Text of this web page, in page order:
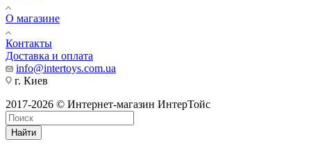
О магазине
Контакты
Доставка и оплата
info@intertoys.com.ua
г. Киев
2017-2026 © Интернет-магазин ИнтерТойс
Найти